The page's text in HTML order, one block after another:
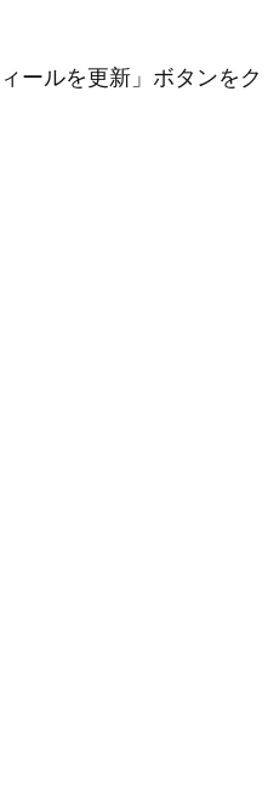
ールを更新」ボタンをク